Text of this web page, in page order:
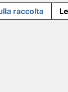
raccolta